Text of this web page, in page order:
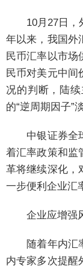
10月27日，外
年以来，我国外
民币汇率以市场
民币对美元中间
况的判断，陆
的“逆周期因子”
中银证券全球
着汇率政策和监
革将继续深化，
一步便利企业汇
企业应增强
随着年内汇率
内专家多次提醒